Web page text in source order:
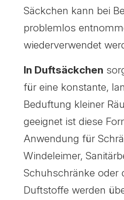
Säckchen kann bei
problemlos
wiederverwendet
In Duftsäckchen
für eine konstante,
Beduftung kleiner
geeignet ist diese
Anwendung für
Windeleimer,
Schuhschränke oder
Duftstoffe werden